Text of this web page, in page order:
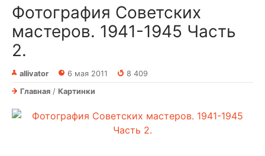
Фотография Советских
мастеров. 1941-1945 Часть
2.
allivator 6 мая 2011
8 409
Главная / Картинки